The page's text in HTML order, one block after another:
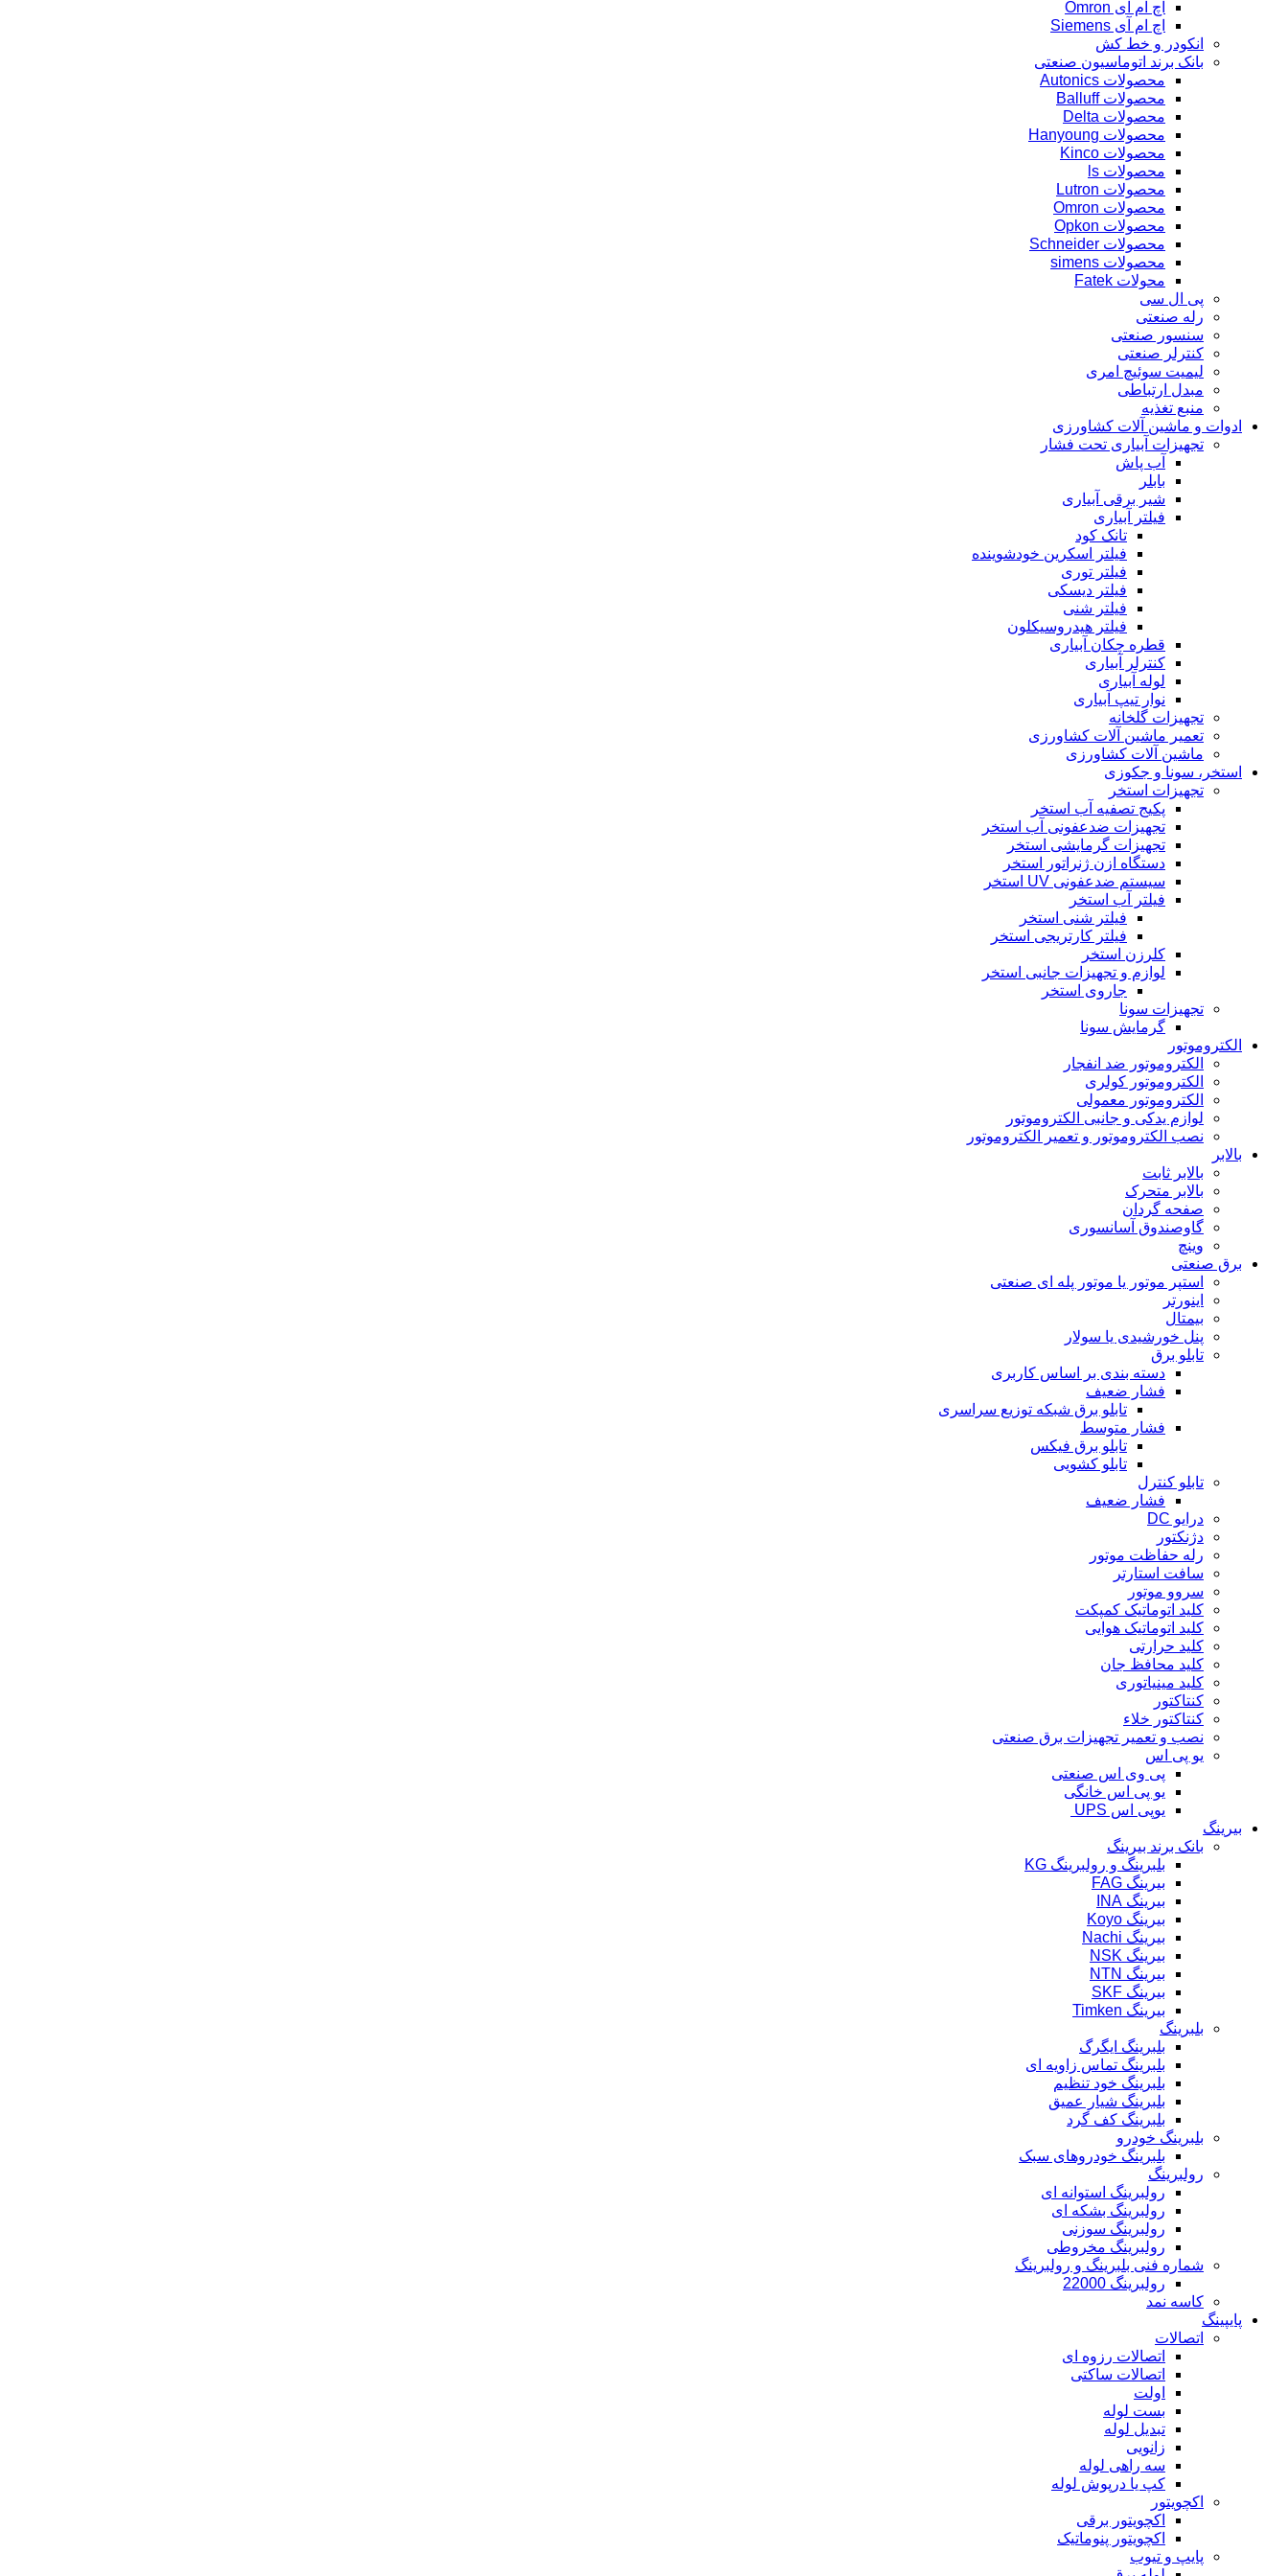
اچ ام آی Omron
اچ ام آی Siemens
انکودر و خط کش
بانک برند اتوماسیون صنعتی
محصولات Autonics
محصولات Balluff
محصولات Delta
محصولات Hanyoung
محصولات Kinco
محصولات ls
محصولات Lutron
محصولات Omron
محصولات Opkon
محصولات Schneider
محصولات simens
محولات Fatek
پی ال سی
رله صنعتی
سنسور صنعتی
کنترلر صنعتی
لیمیت سوئیچ امری
مبدل ارتباطی
منبع تغذیه
ادوات و ماشین آلات کشاورزی
تجهیزات آبیاری تحت فشار
آب پاش
بابلر
شیر برقی آبیاری
فیلتر آبیاری
تانک کود
فیلتر اسکرین خودشوینده
فیلتر توری
فیلتر دیسکی
فیلتر شنی
فیلتر هیدروسیکلون
قطره چکان آبیاری
کنترلر آبیاری
لوله آبیاری
نوار تیپ آبیاری
تجهیزات گلخانه
تعمیر ماشین آلات کشاورزی
ماشین آلات کشاورزی
استخر، سونا و جکوزی
تجهیزات استخر
پکیج تصفیه آب استخر
تجهیزات ضدعفونی آب استخر
تجهیزات گرمایشی استخر
دستگاه ازن ژنراتور استخر
سیستم ضدعفونی UV استخر
فیلتر آب استخر
فیلتر شنی استخر
فیلتر کارتریجی استخر
کلرزن استخر
لوازم و تجهیزات جانبی استخر
جاروی استخر
تجهیزات سونا
گرمایش سونا
الکتروموتور
الکتروموتور ضد انفجار
الکتروموتور کولری
الکتروموتور معمولی
لوازم یدکی و جانبی الکتروموتور
نصب الکتروموتور و تعمیر الکتروموتور
بالابر
بالابر ثابت
بالابر متحرک
صفحه گردان
گاوصندوق آسانسوری
وینچ
برق صنعتی
استپر موتور یا موتور پله ای صنعتی
اینورتر
بیمتال
پنل خورشیدی یا سولار
تابلو برق
دسته بندی بر اساس کاربری
فشار ضعیف
تابلو برق شبکه توزیع سراسری
فشار متوسط
تابلو برق فیکس
تابلو کشویی
تابلو کنترل
فشار ضعیف
درایو DC
دژنکتور
رله حفاظت موتور
سافت استارتر
سروو موتور
کلید اتوماتیک کمپکت
کلید اتوماتیک هوایی
کلید حرارتی
کلید محافظ جان
کلید مینیاتوری
کنتاکتور
کنتاکتور خلاء
نصب و تعمیر تجهیزات برق صنعتی
یو پی اس
پی وی اس صنعتی
یو پی اس خانگی
یوپی اس UPS
بیرینگ
بانک برند بیرینگ
بلبرینگ و رولبرینگ KG
بیرینگ FAG
بیرینگ INA
بیرینگ Koyo
بیرینگ Nachi
بیرینگ NSK
بیرینگ NTN
بیرینگ SKF
بیرینگ Timken
بلبرینگ
بلبرینگ ایگرگ
بلبرینگ تماس زاویه ای
بلبرینگ خود تنظیم
بلبرینگ شیار عمیق
بلبرینگ کف گرد
بلبرینگ خودرو
بلبرینگ خودروهای سبک
رولبرینگ
رولبرینگ استوانه ای
رولبرینگ بشکه ای
رولبرینگ سوزنی
رولبرینگ مخروطی
شماره فنی بلبرینگ و رولبرینگ
رولبرینگ 22000
کاسه نمد
پایپینگ
اتصالات
اتصالات رزوه ای
اتصالات ساکتی
اولت
بست لوله
تبدیل لوله
زانویی
سه راهی لوله
کپ یا درپوش لوله
اکچویتور
اکچویتور برقی
اکچویتور پنوماتیک
پایپ و تیوب